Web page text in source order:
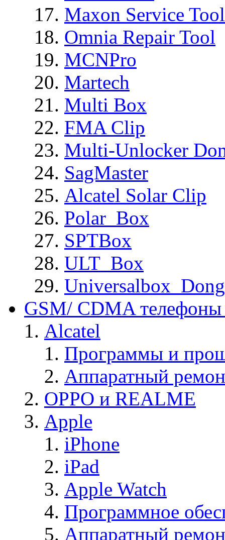
Maxon Service
Omnia Repair Tool
MCNPro
Martech
Multi Box
FMA Clip
Multi-Unlocker
SagMaster
Alcatel Solar Clip
Polar_Box
SPTBox
ULT_Box
GSM/ CDMA
Alcatel
Программы и
Аппаратный
OPPO и REALME
Apple
iPhone
iPad
Apple Watch
Программное
Аппаратный